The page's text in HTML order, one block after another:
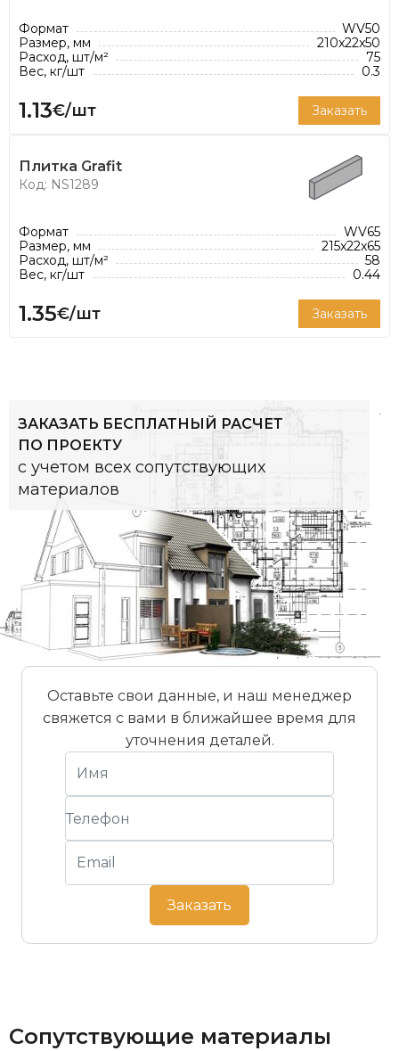
Формат
WV50
Размер, мм
210x22x50
Расход, шт/м²
75
Вес, кг/шт
0.3
1.13€/шт Заказать
Плитка Grafit
Код: NS1289
Формат
WV65
Размер, мм
215x22x65
Расход, шт/м²
58
Вес, кг/шт
0.44
1.35€/шт Заказать
ЗАКАЗАТЬ БЕСПЛАТНЫЙ РАСЧЕТ
ПО ПРОЕКТУ
с учетом всех сопутствующих
материалов
Оставьте свои данные, и наш менеджер
свяжется с вами в ближайшее время для
уточнения деталей.
Заказать
Сопутствующие материалы